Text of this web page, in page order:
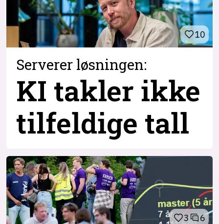
10
Serverer løsningen:
KI takler ikke
tilfeldige tall
3 6